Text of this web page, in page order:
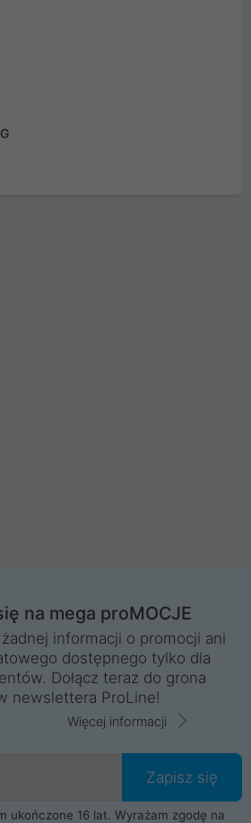
na mega proMOCJE
informacji o promocji ani
dostępnego tylko dla
Dołącz teraz do grona
newslettera ProLine!
Więcej informacji
Zapisz się
ukończone 16 lat. Wyrażam zgodę na